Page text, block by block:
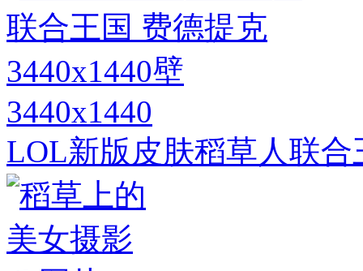
3440x1440
LOL新版皮肤稻草人联合